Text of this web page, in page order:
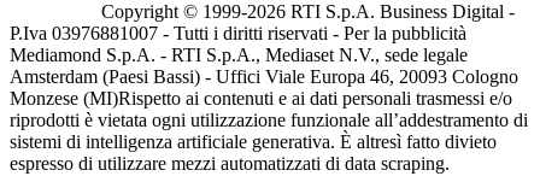
Copyright © 1999-2026 RTI S.p.A. Business Digital -
P.Iva 03976881007 - Tutti i diritti riservati - Per la pubblicità
Mediamond S.p.A. - RTI S.p.A., Mediaset N.V., sede legale
Amsterdam (Paesi Bassi) - Uffici Viale Europa 46, 20093 Cologno
Monzese (MI)Rispetto ai contenuti e ai dati personali trasmessi e/o
riprodotti è vietata ogni utilizzazione funzionale all’addestramento di
sistemi di intelligenza artificiale generativa. È altresì fatto divieto
espresso di utilizzare mezzi automatizzati di data scraping.